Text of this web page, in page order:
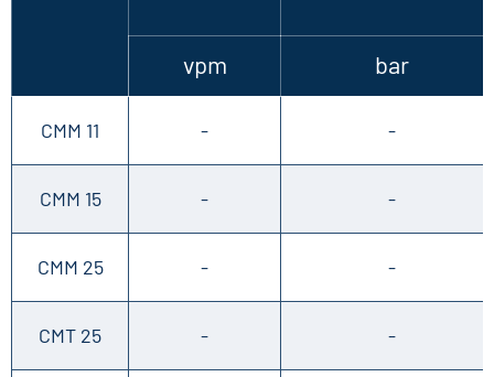
vpm bar
CMM 11 - -
CMM 15 - -
CMM 25 - -
CMT 25 - -